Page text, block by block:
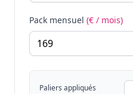
Pack mensuel (€ / mois)
Paliers appliqués